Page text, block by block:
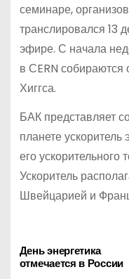
семинаре,
транслировался 13
эфире. С начала
в СERN собираются
Хиггса.
БАК представляет
планете
его ускорительного
Ускоритель
Швейцарией и
Н
День энергетика
отмечается в России